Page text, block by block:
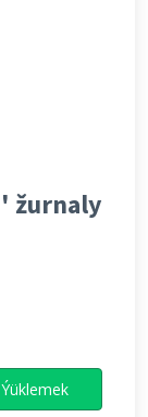
žurnaly
Ýüklemek